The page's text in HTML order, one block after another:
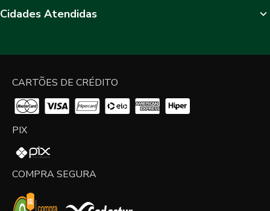
Cidades Atendidas
CARTÕES DE CRÉDITO
PIX
COMPRA SEGURA